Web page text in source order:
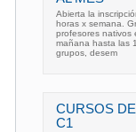
Abierta la
horas x semana.
profesores nativos
mañana hasta las
grupos, desem
CURSOS
C1